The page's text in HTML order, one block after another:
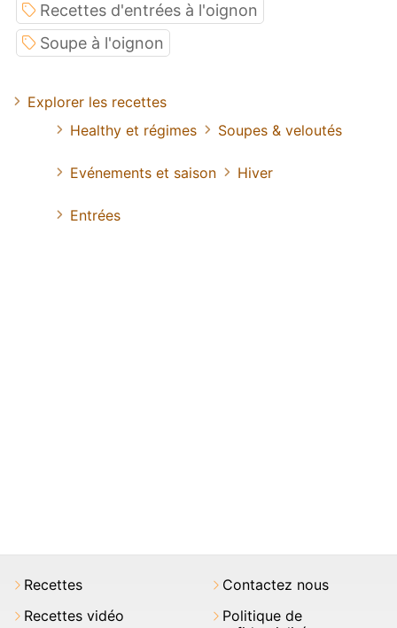
Recettes d'entrées à l'oignon
Soupe à l'oignon
Explorer les recettes
Healthy et régimes
Soupes & veloutés
Evénements et saison Hiver
Entrées
Recettes
Recettes vidéo
Contactez nous
Politique de